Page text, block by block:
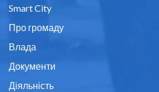
Smart City
Про громаду
Влада
Документи
Діяльність